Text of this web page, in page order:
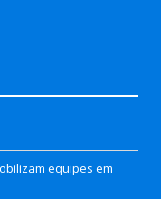
equipes em